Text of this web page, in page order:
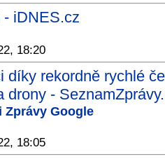
- iDNES.cz
18:20
díky rekordně rychlé
drony -
Zprávy Google
18:05